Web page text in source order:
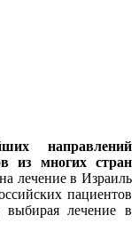
направлений
из многих стран
лечение в Израиль
пациентов
лечение в